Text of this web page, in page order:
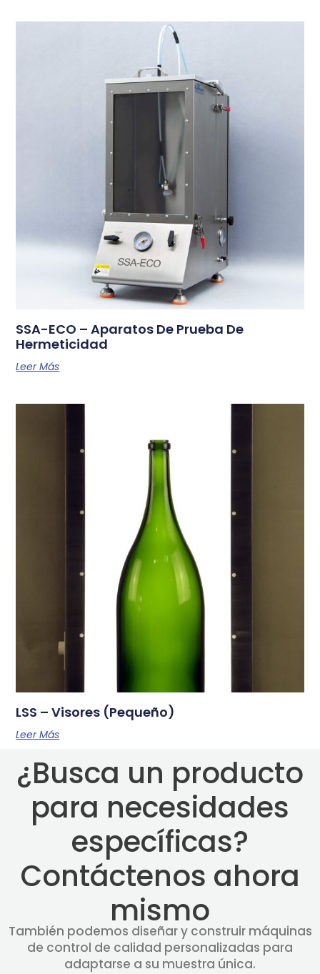
SSA-ECO – Aparatos De Prueba De
Hermeticidad
Leer Más
LSS – Visores (Pequeño)
Leer Más
¿Busca un producto
para necesidades
específicas?
Contáctenos ahora
mismo
También podemos diseñar y construir máquinas
de control de calidad personalizadas para
adaptarse a su muestra única.